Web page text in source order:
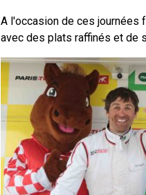
A l'occasion de ces journées
avec des plats raffinés et de